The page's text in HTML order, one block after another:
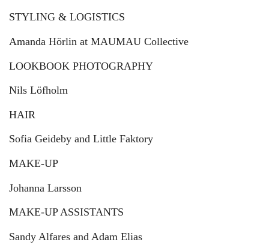
STYLING & LOGISTICS
Amanda Hörlin at MAUMAU Collective
LOOKBOOK PHOTOGRAPHY
Nils Löfholm
HAIR
Sofia Geideby and Little Faktory
MAKE-UP
Johanna Larsson
MAKE-UP ASSISTANTS
Sandy Alfares and Adam Elias